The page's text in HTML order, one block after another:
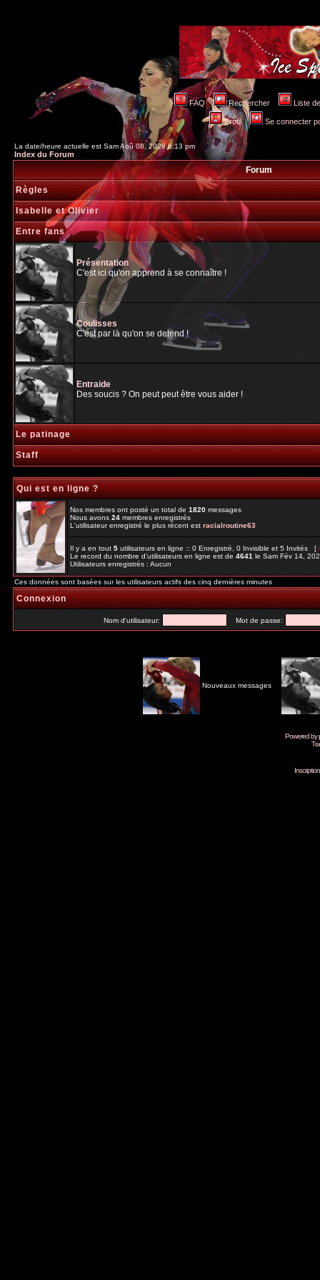
FAQ Rechercher Liste
Profil Se connecter
La date/heure actuelle est Sam Aoû 08, 2026 6:13 pm
Index du Forum
Forum
Règles
Isabelle et Olivier
Entre fans
Présentation
C'est ici qu'on apprend à se connaître !
Coulisses
C'est par là qu'on se detend !
Entraide
Des soucis ? On peut peut être vous aider !
Le patinage
Staff
Qui est en ligne ?
Nos membres ont posté un total de1820messages
Nous avons24membres enregistrés
L'utilisateur enregistré le plus récent estracialroutine63
Il y a en tout5utilisateurs en ligne :: 0 Enregistré, 0 Invisible et 5 Invités [
Le record du nombre d'utilisateurs en ligne est de4641le Sam Fév 14,
Utilisateurs enregistrés : Aucun
Ces données sont basées sur les utilisateurs actifs des cinq dernières minutes
Connexion
Nom d'utilisateur: Mot de passe:
Nouveaux messages
Powered by